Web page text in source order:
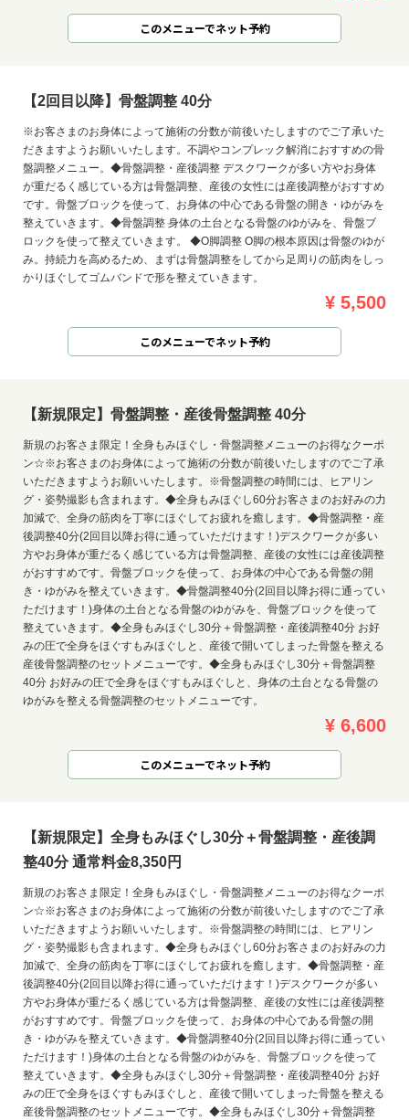
このメニューでネット予約
【2回目以降】骨盤調整 40分
※お客さまのお身体によって施術の分数が前後いたしますのでご了承いた
だきますようお願いいたします。不調やコンプレック解消におすすめの骨
盤調整メニュー。◆骨盤調整・産後調整 デスクワークが多い方やお身体
が重だるく感じている方は骨盤調整、産後の女性には産後調整がおすすめ
です。骨盤ブロックを使って、お身体の中心である骨盤の開き・ゆがみを
整えていきます。◆骨盤調整 身体の土台となる骨盤のゆがみを、骨盤ブ
ロックを使って整えていきます。 ◆O脚調整 O脚の根本原因は骨盤のゆが
み。持続力を高めるため、まずは骨盤調整をしてから足周りの筋肉をしっ
かりほぐしてゴムバンドで形を整えていきます。
¥ 5,500
このメニューでネット予約
【新規限定】骨盤調整・産後骨盤調整 40分
新規のお客さま限定！全身もみほぐし・骨盤調整メニューのお得なクーポ
ン☆※お客さまのお身体によって施術の分数が前後いたしますのでご了承
いただきますようお願いいたします。※骨盤調整の時間には、ヒアリン
グ・姿勢撮影も含まれます。◆全身もみほぐし60分お客さまのお好みの力
加減で、全身の筋肉を丁寧にほぐしてお疲れを癒します。◆骨盤調整・産
後調整40分(2回目以降お得に通っていただけます！)デスクワークが多い
方やお身体が重だるく感じている方は骨盤調整、産後の女性には産後調整
がおすすめです。骨盤ブロックを使って、お身体の中心である骨盤の開
き・ゆがみを整えていきます。◆骨盤調整40分(2回目以降お得に通ってい
ただけます！)身体の土台となる骨盤のゆがみを、骨盤ブロックを使って
整えていきます。◆全身もみほぐし30分＋骨盤調整・産後調整40分 お好
みの圧で全身をほぐすもみほぐしと、産後で開いてしまった骨盤を整える
産後骨盤調整のセットメニューです。◆全身もみほぐし30分＋骨盤調整
40分 お好みの圧で全身をほぐすもみほぐしと、身体の土台となる骨盤の
ゆがみを整える骨盤調整のセットメニューです。
¥ 6,600
このメニューでネット予約
【新規限定】全身もみほぐし30分＋骨盤調整・産後調
整40分 通常料金8,350円
新規のお客さま限定！全身もみほぐし・骨盤調整メニューのお得なクーポ
ン☆※お客さまのお身体によって施術の分数が前後いたしますのでご了承
いただきますようお願いいたします。※骨盤調整の時間には、ヒアリン
グ・姿勢撮影も含まれます。◆全身もみほぐし60分お客さまのお好みの力
加減で、全身の筋肉を丁寧にほぐしてお疲れを癒します。◆骨盤調整・産
後調整40分(2回目以降お得に通っていただけます！)デスクワークが多い
方やお身体が重だるく感じている方は骨盤調整、産後の女性には産後調整
がおすすめです。骨盤ブロックを使って、お身体の中心である骨盤の開
き・ゆがみを整えていきます。◆骨盤調整40分(2回目以降お得に通ってい
ただけます！)身体の土台となる骨盤のゆがみを、骨盤ブロックを使って
整えていきます。◆全身もみほぐし30分＋骨盤調整・産後調整40分 お好
みの圧で全身をほぐすもみほぐしと、産後で開いてしまった骨盤を整える
産後骨盤調整のセットメニューです。◆全身もみほぐし30分＋骨盤調整